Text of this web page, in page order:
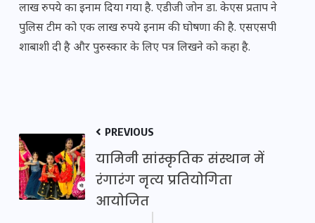
लाख रुपये का इनाम दिया गया है. एडीजी जोन डा. केएस प्रताप ने
पुलिस टीम को एक लाख रुपये इनाम की घोषणा की है. एसएसपी
शाबाशी दी है और पुरुस्कार के लिए पत्र लिखने को कहा है.
PREVIOUS
यामिनी सांस्कृतिक संस्थान में
रंगारंग नृत्य प्रतियोगिता
आयोजित